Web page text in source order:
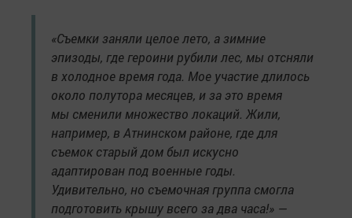
«Съемки заняли целое лето, а зимние
эпизоды, где героини рубили лес, мы отсняли
в холодное время года. Мое участие длилось
около полутора месяцев, и за это время
мы сменили множество локаций. Жили,
например, в Атнинском районе, где для
съемок старый дом был искусно
адаптирован под военные годы.
Удивительно, но съемочная группа смогла
подготовить крышу всего за два часа!» —